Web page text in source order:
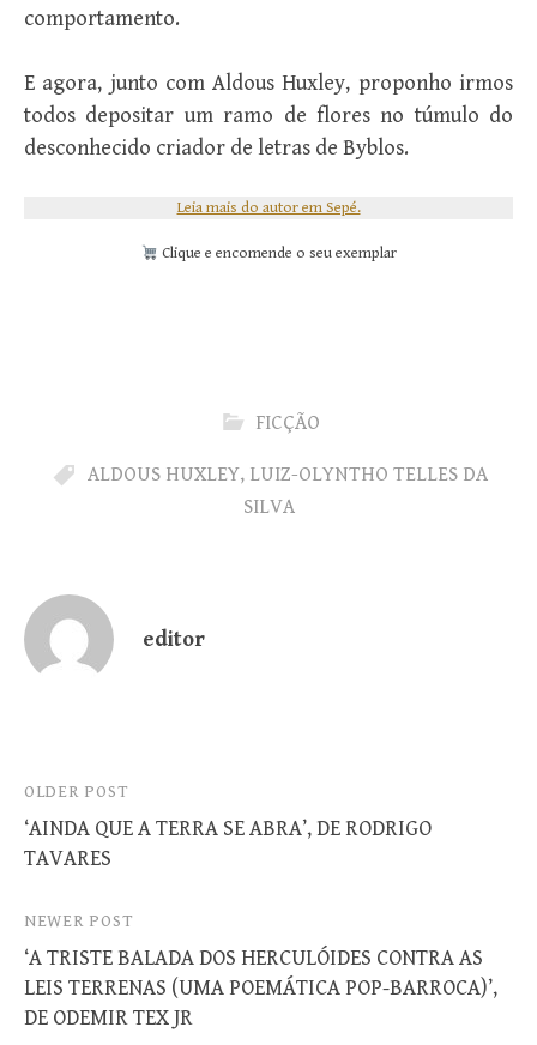
comportamento.
E agora, junto com Aldous Huxley, proponho irmos
todos depositar um ramo de flores no túmulo do
desconhecido criador de letras de Byblos.
Leia mais do autor em Sepé.
Clique e encomende o seu exemplar
FICÇÃO
ALDOUS HUXLEY, LUIZ-OLYNTHO TELLES DA
SILVA
editor
Post
navigation
OLDER POST
‘AINDA QUE A TERRA SE ABRA’, DE RODRIGO
TAVARES
NEWER POST
‘A TRISTE BALADA DOS HERCULÓIDES CONTRA AS
LEIS TERRENAS (UMA POEMÁTICA POP-BARROCA)’,
DE ODEMIR TEX JR